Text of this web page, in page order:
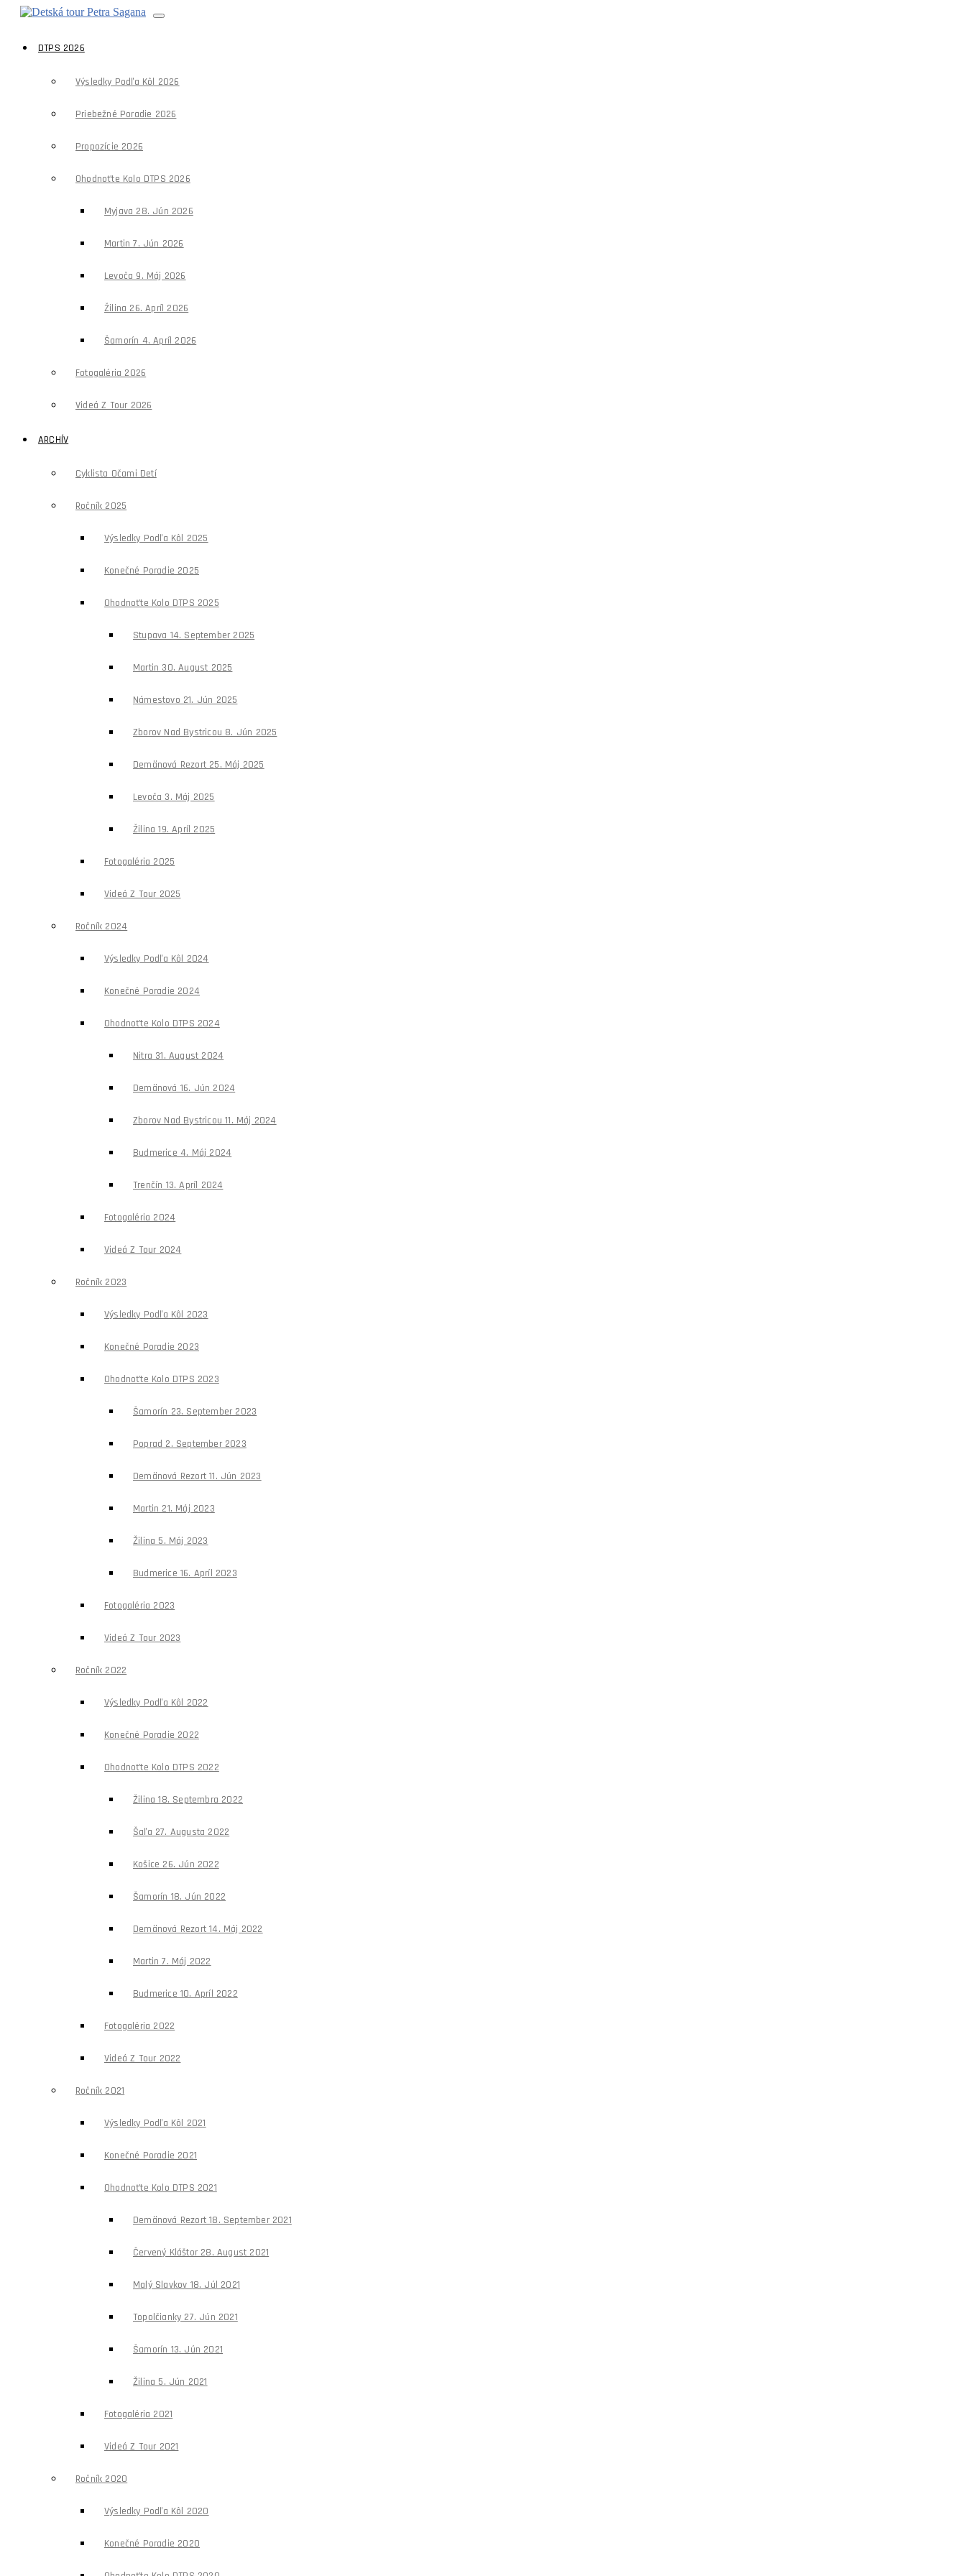
DTPS 2026
Výsledky Podľa Kôl 2026
Priebežné Poradie 2026
Propozície 2026
Ohodnoťte Kolo DTPS 2026
Myjava 28. Jún 2026
Martin 7. Jún 2026
Levoča 9. Máj 2026
Žilina 26. Apríl 2026
Šamorín 4. Apríl 2026
Fotogaléria 2026
Videá Z Tour 2026
ARCHÍV
Cyklista Očami Detí
Ročník 2025
Výsledky Podľa Kôl 2025
Konečné Poradie 2025
Ohodnoťte Kolo DTPS 2025
Stupava 14. September 2025
Martin 30. August 2025
Námestovo 21. Jún 2025
Zborov Nad Bystricou 8. Jún 2025
Demänová Rezort 25. Máj 2025
Levoča 3. Máj 2025
Žilina 19. Apríl 2025
Fotogaléria 2025
Videá Z Tour 2025
Ročník 2024
Výsledky Podľa Kôl 2024
Konečné Poradie 2024
Ohodnoťte Kolo DTPS 2024
Nitra 31. August 2024
Demänová 16. Jún 2024
Zborov Nad Bystricou 11. Máj 2024
Budmerice 4. Máj 2024
Trenčín 13. Apríl 2024
Fotogaléria 2024
Videá Z Tour 2024
Ročník 2023
Výsledky Podľa Kôl 2023
Konečné Poradie 2023
Ohodnoťte Kolo DTPS 2023
Šamorín 23. September 2023
Poprad 2. September 2023
Demänová Rezort 11. Jún 2023
Martin 21. Máj 2023
Žilina 5. Máj 2023
Budmerice 16. Apríl 2023
Fotogaléria 2023
Videá Z Tour 2023
Ročník 2022
Výsledky Podľa Kôl 2022
Konečné Poradie 2022
Ohodnoťte Kolo DTPS 2022
Žilina 18. Septembra 2022
Šaľa 27. Augusta 2022
Košice 26. Jún 2022
Šamorín 18. Jún 2022
Demänová Rezort 14. Máj 2022
Martin 7. Máj 2022
Budmerice 10. Apríl 2022
Fotogaléria 2022
Videá Z Tour 2022
Ročník 2021
Výsledky Podľa Kôl 2021
Konečné Poradie 2021
Ohodnoťte Kolo DTPS 2021
Demänová Rezort 18. September 2021
Červený Kláštor 28. August 2021
Malý Slavkov 18. Júl 2021
Topolčianky 27. Jún 2021
Šamorín 13. Jún 2021
Žilina 5. Jún 2021
Fotogaléria 2021
Videá Z Tour 2021
Ročník 2020
Výsledky Podľa Kôl 2020
Konečné Poradie 2020